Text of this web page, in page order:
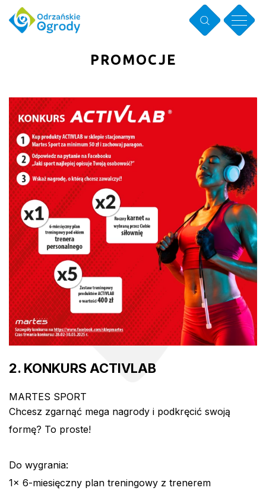
PROMOCJE
2. KONKURS ACTIVLAB
MARTES SPORT
Chcesz zgarnąć mega nagrody i podkręcić swoją
formę? To proste!
Do wygrania:
1x 6-miesięczny plan treningowy z trenerem